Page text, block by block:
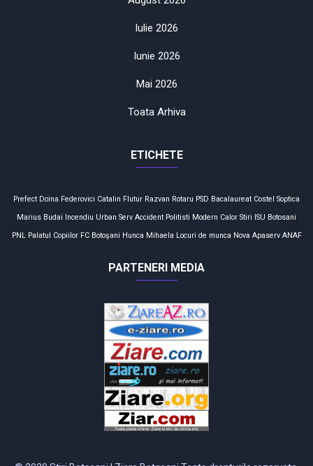
Iulie 2026
Iunie 2026
Mai 2026
Toata Arhiva
ETICHETE
Prefect Doina Federovici Catalin Flutur Razvan Rotaru PSD Bacalaureat Costel Soptica
Marius Budai Incendiu Urban Serv Accident Politisti Modern Calor Stiri ISU Botosani
PNL Palatul Copiilor FC Botoşani Hunca Mihaela Locuri de munca Nova Apaserv ANAF
PARTENERI MEDIA